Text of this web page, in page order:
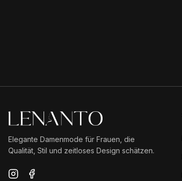
Elegante Damenmode für Frauen, die
Qualität, Stil und zeitloses Design schätzen.